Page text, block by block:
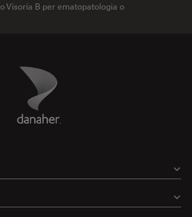
Visoria B per ematopatologia o
Danaher Logo